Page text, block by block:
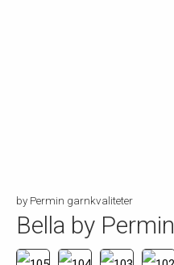
by Permin garnkvaliteter
Bella by Permin